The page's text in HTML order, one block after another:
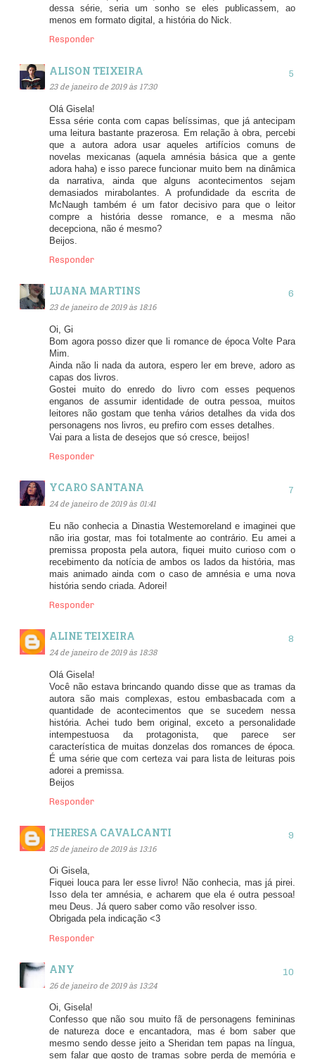
dessa série, seria um sonho se eles publicassem, ao
menos em formato digital, a história do Nick.
Responder
ALISON TEIXEIRA
23 de janeiro de 2019 às 17:30
Olá Gisela!
Essa série conta com capas belíssimas, que já antecipam
uma leitura bastante prazerosa. Em relação à obra, percebi
que a autora adora usar aqueles artifícios comuns de
novelas mexicanas (aquela amnésia básica que a gente
adora haha) e isso parece funcionar muito bem na dinâmica
da narrativa, ainda que alguns acontecimentos sejam
demasiados mirabolantes. A profundidade da escrita de
McNaugh também é um fator decisivo para que o leitor
compre a história desse romance, e a mesma não
decepciona, não é mesmo?
Beijos.
Responder
LUANA MARTINS
23 de janeiro de 2019 às 18:16
Oi, Gi
Bom agora posso dizer que li romance de época Volte Para
Mim.
Ainda não li nada da autora, espero ler em breve, adoro as
capas dos livros.
Gostei muito do enredo do livro com esses pequenos
enganos de assumir identidade de outra pessoa, muitos
leitores não gostam que tenha vários detalhes da vida dos
personagens nos livros, eu prefiro com esses detalhes.
Vai para a lista de desejos que só cresce, beijos!
Responder
YCARO SANTANA
24 de janeiro de 2019 às 01:41
Eu não conhecia a Dinastia Westemoreland e imaginei que
não iria gostar, mas foi totalmente ao contrário. Eu amei a
premissa proposta pela autora, fiquei muito curioso com o
recebimento da notícia de ambos os lados da história, mas
mais animado ainda com o caso de amnésia e uma nova
história sendo criada. Adorei!
Responder
ALINE TEIXEIRA
24 de janeiro de 2019 às 18:38
Olá Gisela!
Você não estava brincando quando disse que as tramas da
autora são mais complexas, estou embasbacada com a
quantidade de acontecimentos que se sucedem nessa
história. Achei tudo bem original, exceto a personalidade
intempestuosa da protagonista, que parece ser
característica de muitas donzelas dos romances de época.
É uma série que com certeza vai para lista de leituras pois
adorei a premissa.
Beijos
Responder
THERESA CAVALCANTI
25 de janeiro de 2019 às 13:16
Oi Gisela,
Fiquei louca para ler esse livro! Não conhecia, mas já pirei.
Isso dela ter amnésia, e acharem que ela é outra pessoa!
meu Deus. Já quero saber como vão resolver isso.
Obrigada pela indicação <3
Responder
ANY
26 de janeiro de 2019 às 13:24
Oi, Gisela!
Confesso que não sou muito fã de personagens femininas
de natureza doce e encantadora, mas é bom saber que
mesmo sendo desse jeito a Sheridan tem papas na língua,
sem falar que gosto de tramas sobre perda de memória e